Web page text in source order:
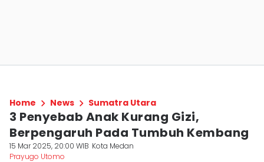
Home News Sumatra Utara
3 Penyebab Anak Kurang Gizi,
Berpengaruh Pada Tumbuh Kembang
15 Mar 2025, 20:00 WIB Kota Medan
Prayugo Utomo